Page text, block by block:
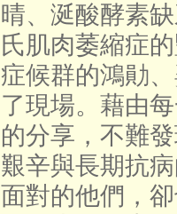
晴、涎酸酵素
氏肌肉萎縮症
症候群的鴻勛
了現場。藉由
的分享，不難
艱辛與長期抗
面對的他們，